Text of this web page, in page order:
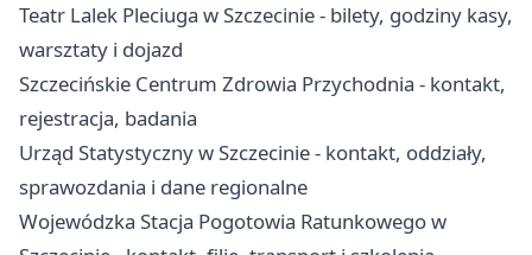
Teatr Lalek Pleciuga w Szczecinie - bilety, godziny kasy,
warsztaty i dojazd
Szczecińskie Centrum Zdrowia Przychodnia - kontakt,
rejestracja, badania
Urząd Statystyczny w Szczecinie - kontakt, oddziały,
sprawozdania i dane regionalne
Wojewódzka Stacja Pogotowia Ratunkowego w